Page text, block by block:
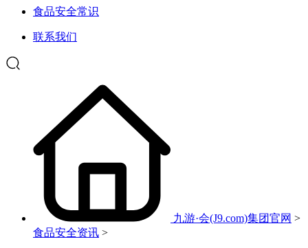
食品安全常识
联系我们
九游·会(J9.com)集团官网 >
食品安全资讯 >